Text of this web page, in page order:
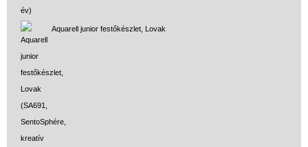
Aquarell junior festőkészlet, Lovak